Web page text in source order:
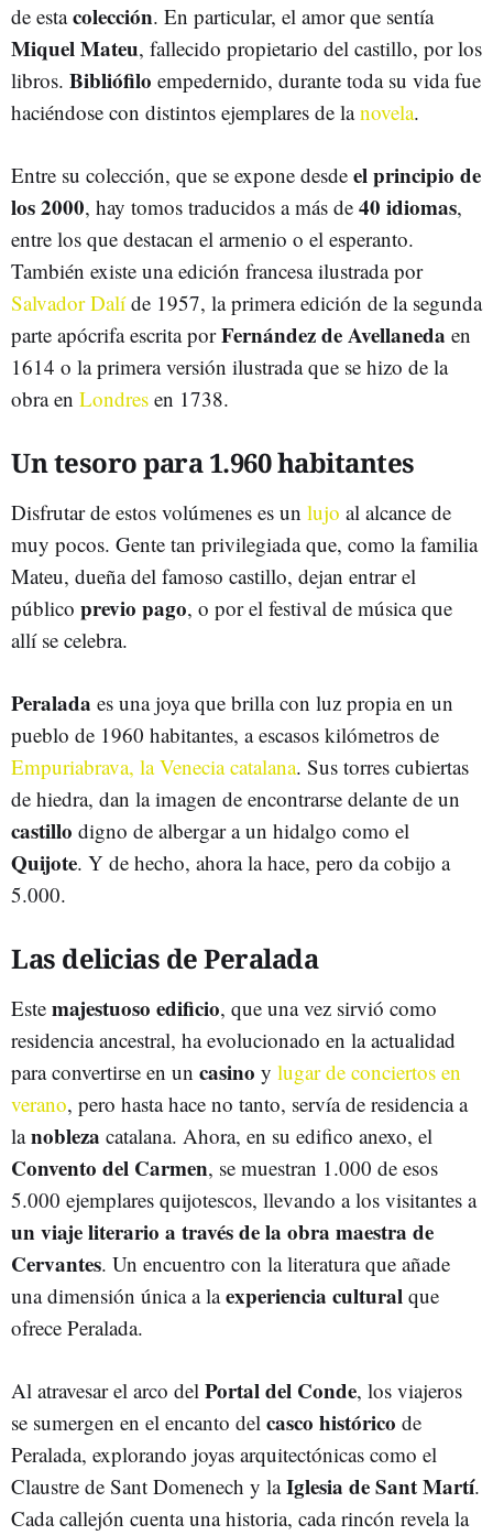
de estacolección. En particular, el amor que sentía
Miquel Mateu, fallecido propietario del castillo, por los
libros. Bibliófilo empedernido, durante toda su vida fue
haciéndose con distintos ejemplares de lanovela.
Entre su colección, que se expone desde el principio de
los 2000, hay tomos traducidos a más de 40 idiomas,
entre los que destacan el armenio o el esperanto.
También existe una edición francesa ilustrada por
Salvador Dalíde 1957, la primera edición de la segunda
parte apócrifa escrita porFernández de Avellaneda en
1614 o la primera versión ilustrada que se hizo de la
obra en Londres en 1738.
Un tesoro para 1.960 habitantes
Disfrutar de estos volúmenes es un lujo al alcance de
muy pocos. Gente tan privilegiada que, como la familia
Mateu, dueña del famoso castillo, dejan entrar el
público previo pago, o por el festival de música que
allí se celebra.
Peralada es una joya que brilla con luz propia en un
pueblo de 1960 habitantes, a escasos kilómetros de
Empuriabrava, la Venecia catalana. Sus torres cubiertas
de hiedra, dan la imagen de encontrarse delante de un
castillo digno de albergar a un hidalgo como el
Quijote. Y de hecho, ahora la hace, pero da cobijo a
5.000.
Las delicias de Peralada
Este majestuoso edificio, que una vez sirvió como
residencia ancestral, ha evolucionado en la actualidad
para convertirse en un casino y lugar de conciertos en
verano, pero hasta hace no tanto, servía de residencia a
lanobleza catalana. Ahora, en su edifico anexo, el
Convento del Carmen, se muestran 1.000 de esos
5.000 ejemplares quijotescos, llevando a los visitantes a
un viaje literario a través de la obra maestra de
Cervantes. Un encuentro con la literatura que añade
una dimensión única a laexperiencia cultural que
ofrece Peralada.
Al atravesar el arco del Portal del Conde, los viajeros
se sumergen en el encanto del casco histórico de
Peralada, explorando joyas arquitectónicas como el
Claustre de Sant Domenech y laIglesia de Sant Martí.
Cada callejón cuenta una historia, cada rincón revela la